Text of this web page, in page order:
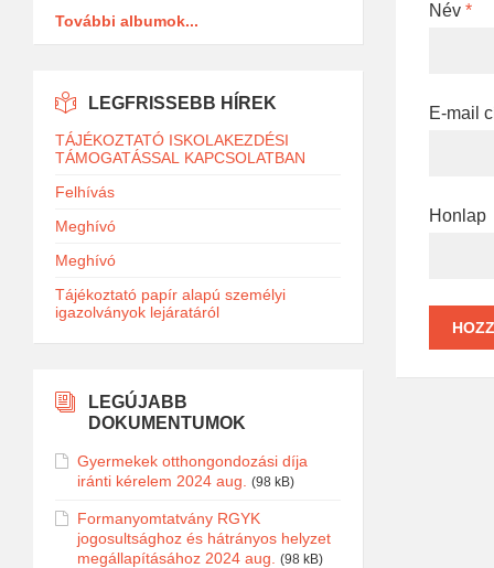
Név *
E-mail
Honlap
További albumok...
LEGFRISSEBB HÍREK
TÁJÉKOZTATÓ ISKOLAKEZDÉSI
TÁMOGATÁSSAL KAPCSOLATBAN
Felhívás
Meghívó
Meghívó
Tájékoztató papír alapú személyi
igazolványok lejáratáról
LEGÚJABB
DOKUMENTUMOK
Gyermekek otthongondozási díja
iránti kérelem 2024 aug.
(98 kB)
Formanyomtatvány RGYK
jogosultsághoz és hátrányos helyzet
megállapításához 2024 aug.
(98 kB)